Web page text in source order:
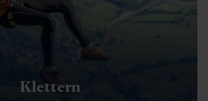
Klettern